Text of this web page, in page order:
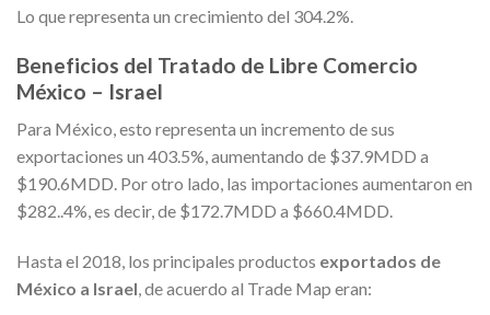
Lo que representa un crecimiento del 304.2%.
Beneficios del Tratado de Libre Comercio
México – Israel
Para México, esto representa un incremento de sus
exportaciones un 403.5%, aumentando de $37.9MDD a
$190.6MDD. Por otro lado, las importaciones aumentaron en
$282..4%, es decir, de $172.7MDD a $660.4MDD.
Hasta el 2018, los principales productos exportados de
México a Israel, de acuerdo al Trade Map eran: